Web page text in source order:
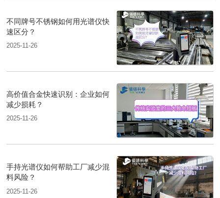
不同牌号不锈钢如何用光谱仪快
速区分？
2025-11-26
高价值合金快速识别：企业如何
减少损耗？
2025-11-26
手持光谱仪如何帮助工厂减少混
料风险？
2025-11-26